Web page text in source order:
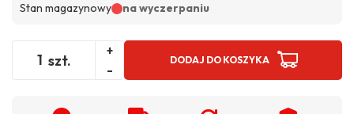
Stan magazynowy na wyczerpaniu
szt.
+
-
DODAJ DO KOSZYKA